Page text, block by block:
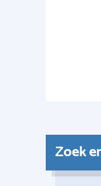
Zoek